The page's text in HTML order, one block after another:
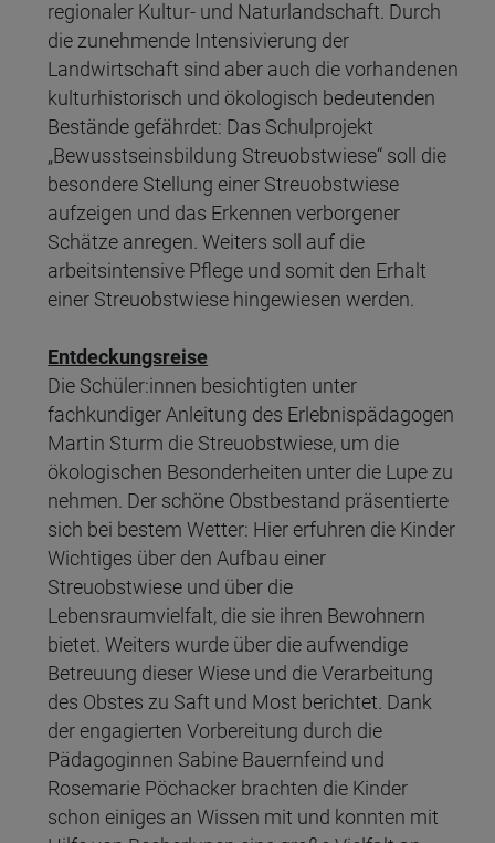
regionaler Kultur- und Naturlandschaft. Durch
die zunehmende Intensivierung der
Landwirtschaft sind aber auch die vorhandenen
kulturhistorisch und ökologisch bedeutenden
Bestände gefährdet: Das Schulprojekt
„Bewusstseinsbildung Streuobstwiese“ soll die
besondere Stellung einer Streuobstwiese
aufzeigen und das Erkennen verborgener
Schätze anregen. Weiters soll auf die
arbeitsintensive Pflege und somit den Erhalt
einer Streuobstwiese hingewiesen werden.
Entdeckungsreise
Die Schüler:innen besichtigten unter
fachkundiger Anleitung des Erlebnispädagogen
Martin Sturm die Streuobstwiese, um die
ökologischen Besonderheiten unter die Lupe zu
nehmen. Der schöne Obstbestand präsentierte
sich bei bestem Wetter: Hier erfuhren die Kinder
Wichtiges über den Aufbau einer
Streuobstwiese und über die
Lebensraumvielfalt, die sie ihren Bewohnern
bietet. Weiters wurde über die aufwendige
Betreuung dieser Wiese und die Verarbeitung
des Obstes zu Saft und Most berichtet. Dank
der engagierten Vorbereitung durch die
Pädagoginnen Sabine Bauernfeind und
Rosemarie Pöchacker brachten die Kinder
schon einiges an Wissen mit und konnten mit